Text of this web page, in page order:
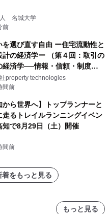
名城大学
前
を選び直す自由 ー住宅流動性と
計の経済学ー （第４回：取引の
経済学──情報・信頼・制度を
はどう組み替えるか）｜
Lab
property technologies
間前
から世界へ】トップランナーと
走るトレイルランニングイベン
知で8月29日（土）開催
間前
をもっと見る
もっと見る